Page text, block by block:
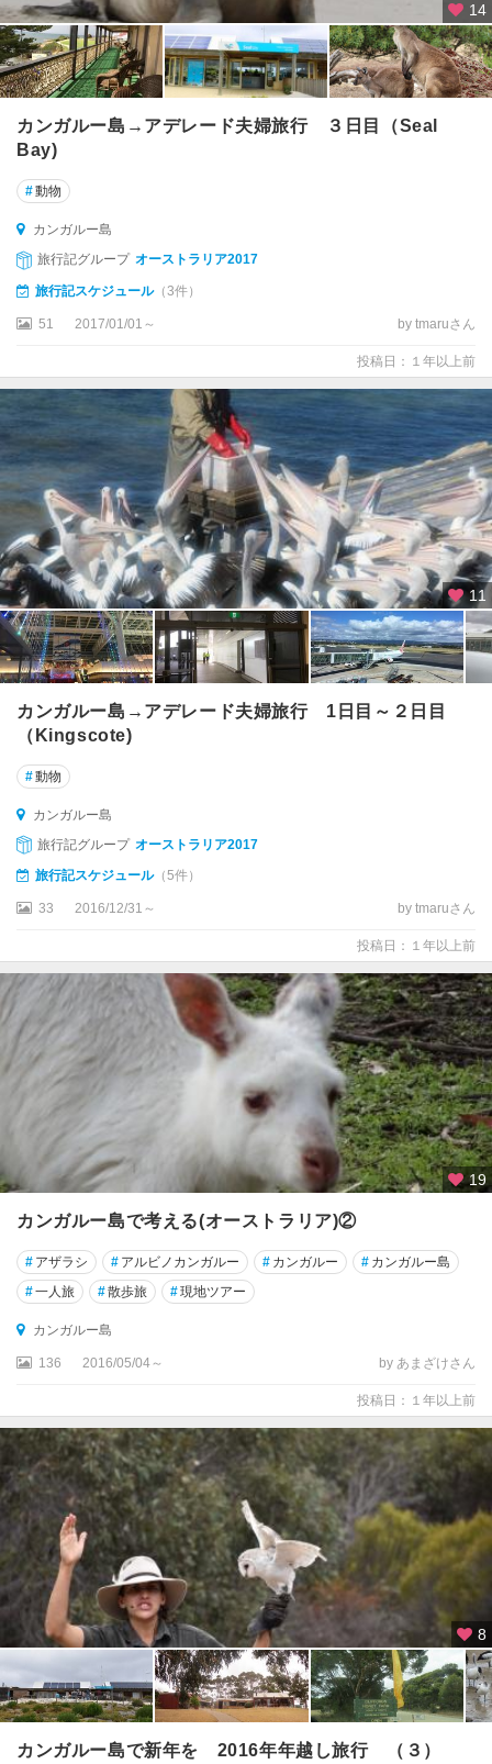
ツ
リ
ー
国
立
公
周
デ
ン
ポ
ミ
ル
ク
国
立
公
園
周
辺
ュ
キ
ャ
ッ
ス
ル
ニ
サ
ウ
ス
ウ
ー
ル
ー
ン
テ
ト
リ
州
ハ
ミ
ル
ト
島
ン
タ
ー
レ
14
カンガルー島→アデレード夫婦旅行 ３日目（Seal
Bay)
#動物
カンガルー島
旅行記グループ オーストラリア2017
旅行記スケジュール（3件）
51 2017/01/01～ by tmaruさん
投稿日：１年以上前
11
カンガルー島→アデレード夫婦旅行 1日目～２日目
（Kingscote)
#動物
カンガルー島
旅行記グループ オーストラリア2017
旅行記スケジュール（5件）
33 2016/12/31～ by tmaruさん
投稿日：１年以上前
19
カンガルー島で考える(オーストラリア)②
# アザラシ # アルビノカンガルー # カンガルー # カンガルー島
#一人旅 #散歩旅 #現地ツアー
カンガルー島
136 2016/05/04～ by あまざけさん
投稿日：１年以上前
8
カンガルー島で新年を 2016年年越し旅行 （３）